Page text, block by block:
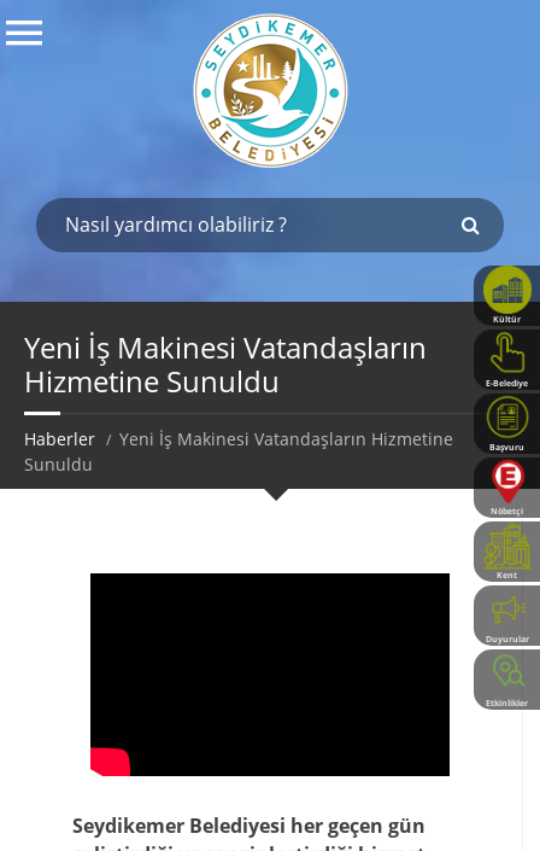
Kültür
Haritası
E-Belediye
Başvuru
Rehberi
Nöbetçi
Eczaneler
Kent
Rehberi
Duyurular
Etkinlikler
Yeni İş Makinesi Vatandaşların
Hizmetine Sunuldu
Haberler
Yeni İş Makinesi Vatandaşların Hizmetine
Sunuldu
Seydikemer Belediyesi her geçen gün